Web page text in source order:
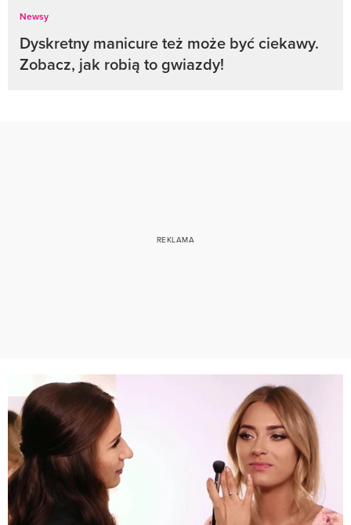
Newsy
Dyskretny manicure też może być ciekawy.
Zobacz, jak robią to gwiazdy!